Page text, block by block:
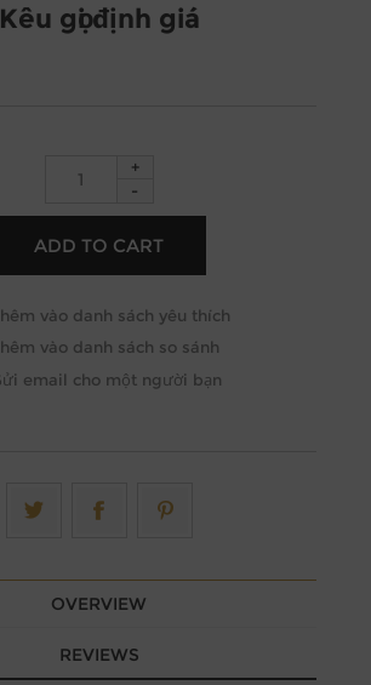
Kêu gọi định giá
+
-
OVERVIEW
REVIEWS